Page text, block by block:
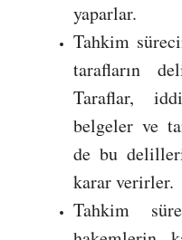
yaparlar.
Tahkim
tarafların
Taraflar,
belgeler ve
de bu
karar verirler.
Tahkim